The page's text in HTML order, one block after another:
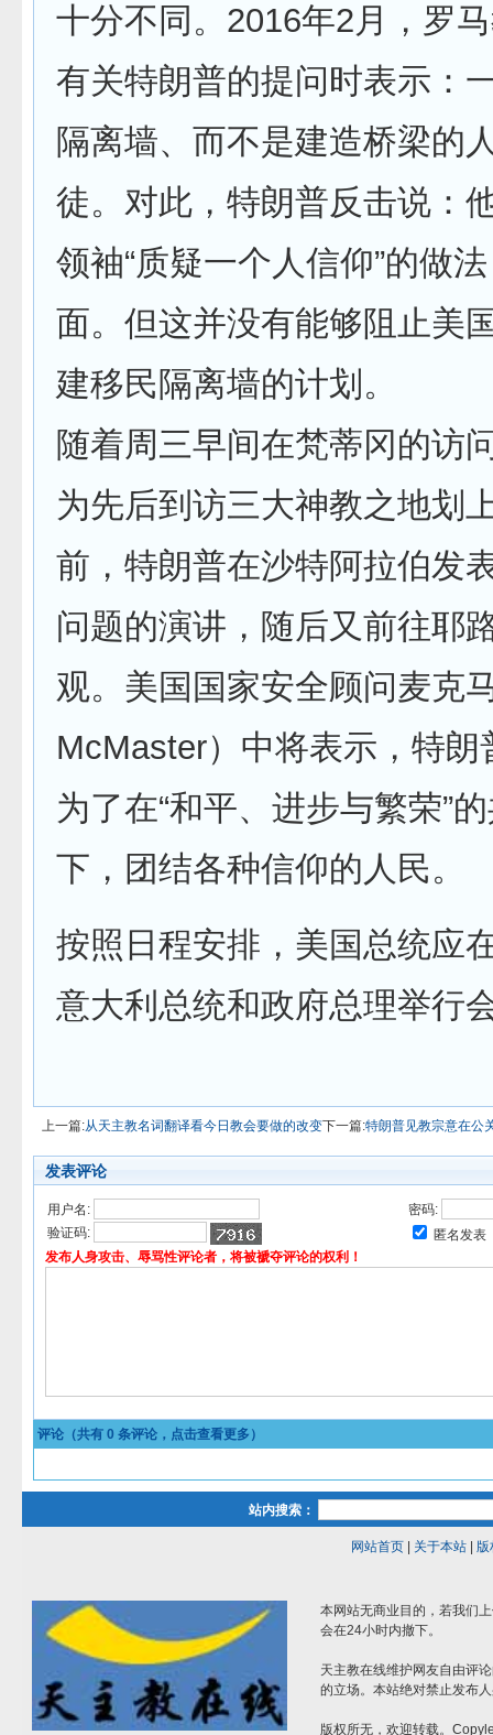
十分不同。2016年2月，罗
有关特朗普的提问时表示：
隔离墙、而不是建造桥梁的
徒。对此，特朗普反击说：
领袖“质疑一个人信仰”的做
面。但这并没有能够阻止美
建移民隔离墙的计划。
随着周三早间在梵蒂冈的访
为先后到访三大神教之地划
前，特朗普在沙特阿拉伯发
问题的演讲，随后又前往耶
观。美国国家安全顾问麦克
McMaster）中将表示，特朗
为了在“和平、进步与繁荣”
下，团结各种信仰的人民。
按照日程安排，美国总统应
意大利总统和政府总理举行
上一篇:从天主教名词翻译看今日教会要做的改变下一篇:特朗普见教宗意在公
发表评论
用户名:
密码:
验证码:
匿名发表
发布人身攻击、辱骂性评论者，将被褫夺评论的权利！
评论（共有 0 条评论，点击查看更多）
站内搜索：
网站首页| 关于本站| 版
本网站无商业目的，若我们
会在24小时内撤下。
天主教在线维护网友自由评
的立场。本站绝对禁止发布
版权所无，欢迎转载。